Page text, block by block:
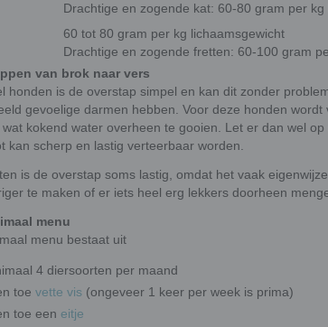
Drachtige en zogende kat: 60-80 gram per
60 tot 80 gram per kg lichaamsgewicht
Drachtige en zogende fretten: 60-100 gram
van brok naar vers
honden is de overstap simpel en kan dit zonder
gevoelige darmen hebben. Voor deze honden
wat kokend water overheen te gooien. Let er dan wel
kan scherp en lastig verteerbaar worden.
is de overstap soms lastig, omdat het vaak
te maken of er iets heel erg lekkers doorheen
menu
menu bestaat uit
4 diersoorten per maand
toe vette vis (ongeveer 1 keer per week is prima)
toe een eitje